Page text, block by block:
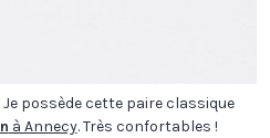
possède cette paire classique
à Annecy. Très confortables !